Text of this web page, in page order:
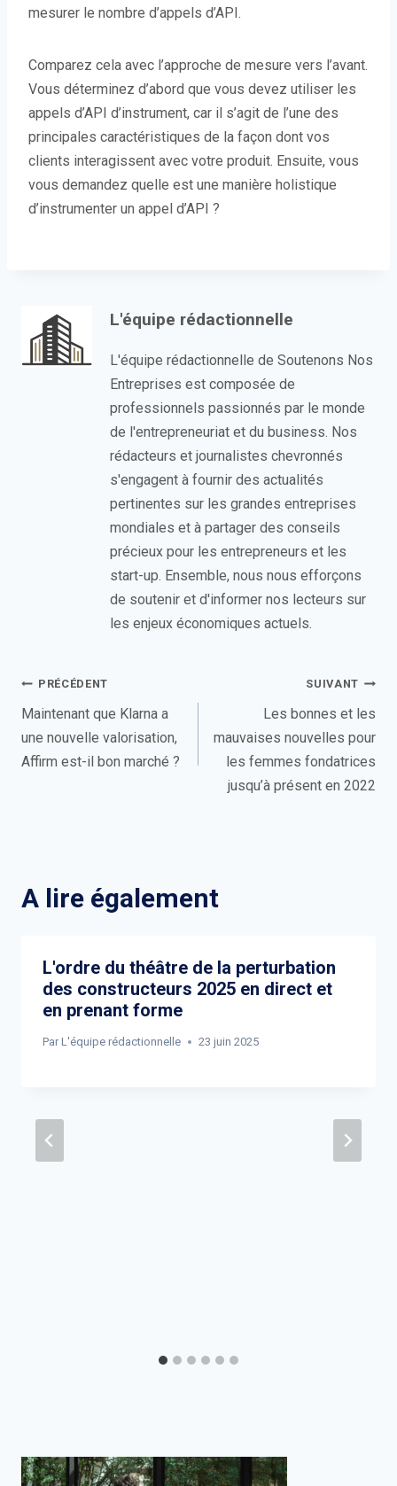
mesurer le nombre d’appels d’API.
Comparez cela avec l’approche de mesure vers l’avant.
Vous déterminez d’abord que vous devez utiliser les
appels d’API d’instrument, car il s’agit de l’une des
principales caractéristiques de la façon dont vos
clients interagissent avec votre produit. Ensuite, vous
vous demandez quelle est une manière holistique
d’instrumenter un appel d’API ?
L'équipe rédactionnelle
L'équipe rédactionnelle de Soutenons Nos
Entreprises est composée de
professionnels passionnés par le monde
de l'entrepreneuriat et du business. Nos
rédacteurs et journalistes chevronnés
s'engagent à fournir des actualités
pertinentes sur les grandes entreprises
mondiales et à partager des conseils
précieux pour les entrepreneurs et les
start-up. Ensemble, nous nous efforçons
de soutenir et d'informer nos lecteurs sur
les enjeux économiques actuels.
Navigation
de
l’article
PRÉCÉDENT
Maintenant que Klarna a
une nouvelle valorisation,
Affirm est-il bon marché ?
SUIVANT
Les bonnes et les
mauvaises nouvelles pour
les femmes fondatrices
jusqu’à présent en 2022
A lire également
L'ordre du théâtre de la perturbation
des constructeurs 2025 en direct et
en prenant forme
Par L'équipe rédactionnelle 23 juin 2025